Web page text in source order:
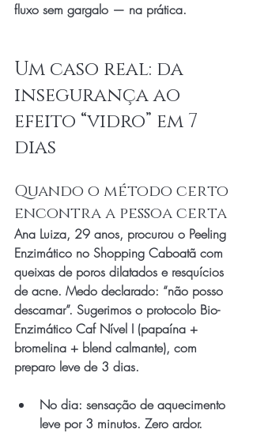
fluxo sem gargalo — na prática.
Um caso real: da
insegurança ao
efeito “vidro” em 7
dias
Quando o método certo
encontra a pessoa certa
Ana Luiza, 29 anos, procurou o Peeling
Enzimático no Shopping Caboatã com
queixas de poros dilatados e resquícios
de acne. Medo declarado: “não posso
descamar”. Sugerimos o protocolo Bio-
Enzimático Caf Nível I (papaína +
bromelina + blend calmante), com
preparo leve de 3 dias.
No dia: sensação de aquecimento
leve por 3 minutos. Zero ardor.